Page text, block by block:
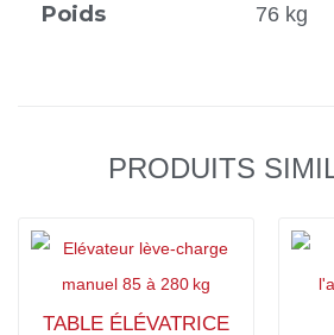
Poids 76 kg
PRODUITS
TABLE ÉLÉVATRICE